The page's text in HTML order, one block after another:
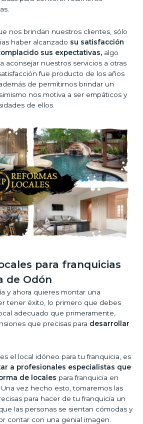
nos brindan nuestros clientes, sólo
haber alcanzado su satisfacción
sus expectativas, algo
aconsejar nuestros servicios a otras
fue producto de los años
de permitirnos brindar un
nos motiva a ser empáticos y
de ellos.
para franquicias
de Odón
y ahora quieres montar una
tener éxito, lo primero que debes
adecuado que primeramente,
que precisas para desarrollar
el local idóneo para tu franquicia, es
a profesionales especialistas que
de locales para franquicia en
vez hecho esto, tomaremos las
para hacer de tu franquicia un
las personas se sientan cómodas y
contar con una genial imagen.